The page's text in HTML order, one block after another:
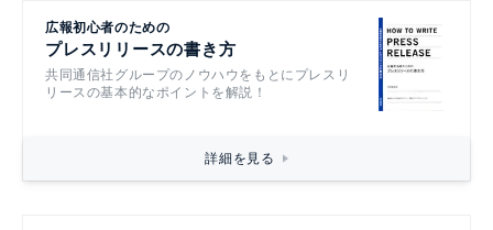
広報初心者のための
プレスリリースの書き方
共同通信社グループのノウハウをもとにプレスリ
リースの基本的なポイントを解説！
詳細を見る